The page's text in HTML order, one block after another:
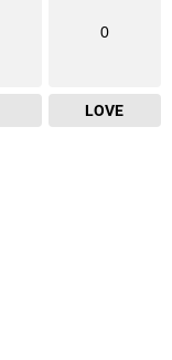
0
LOVE